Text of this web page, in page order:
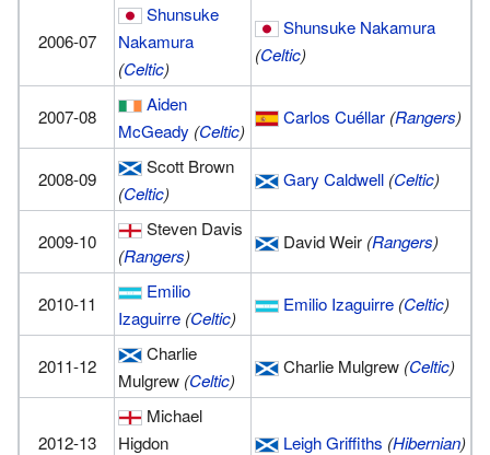
2006-07
Shunsuke
Nakamura
(Celtic)
Shunsuke Nakamura
(Celtic)
2007-08
Aiden
McGeady (Celtic)
Carlos Cuéllar (Rangers)
2008-09
Scott Brown
(Celtic)
Gary Caldwell (Celtic)
2009-10
Steven Davis
(Rangers)
David Weir (Rangers)
2010-11
Emilio
Izaguirre (Celtic)
Emilio Izaguirre (Celtic)
2011-12
Charlie
Mulgrew (Celtic)
Charlie Mulgrew (Celtic)
2012-13
Michael
Higdon
Leigh Griffiths (Hibernian)